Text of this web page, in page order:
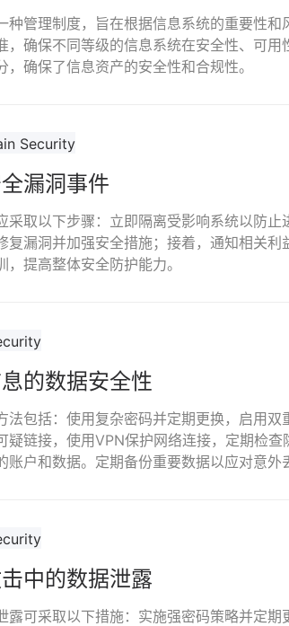
种管理制度，旨在根据信息系统的重要性
，确保不同等级的信息系统在安全性、可
确保了信息资产的安全性和合规性。
漏洞事件
采取以下步骤：立即隔离受影响系统以防
复漏洞并加强安全措施；接着，通知相关
提高整体安全防护能力。
的数据安全性
法包括：使用复杂密码并定期更换，启用
疑链接，使用VPN保护网络连接，定期检
户和数据。定期备份重要数据以应对意外
中的数据泄露
露可采取以下措施：实施强密码策略并定